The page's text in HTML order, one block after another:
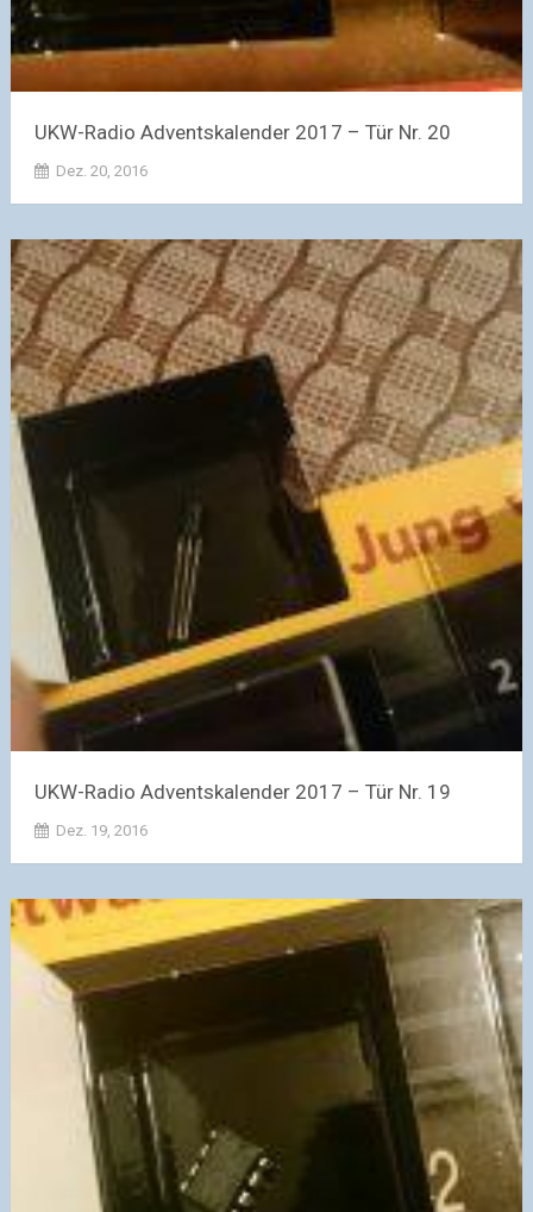
UKW-Radio Adventskalender 2017 – Tür Nr. 20
Dez. 20, 2016
UKW-Radio Adventskalender 2017 – Tür Nr. 19
Dez. 19, 2016